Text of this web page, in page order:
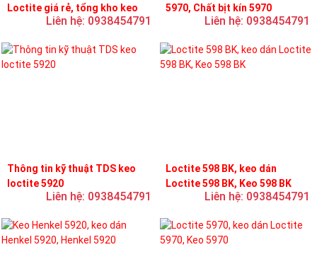
Loctite giá rẻ, tổng kho keo
Liên hệ: 0938454791
5970, Chất bịt kín 5970
Liên hệ: 0938454791
Thông tin kỹ thuật TDS keo
loctite 5920
Liên hệ: 0938454791
Loctite 598 BK, keo dán
Loctite 598 BK, Keo 598 BK
Liên hệ: 0938454791